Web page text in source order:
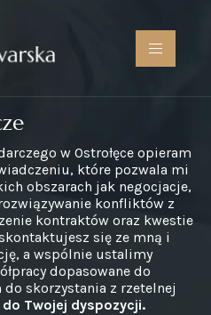
w Ostrołęce opieram
które pozwala mi
obszarach jak negocjacje,
konfliktów z
kontraktów oraz kwestie
się ze mną i
a wspólnie ustalimy
dopasowane do
skorzystania z rzetelnej
Twojej dyspozycji.